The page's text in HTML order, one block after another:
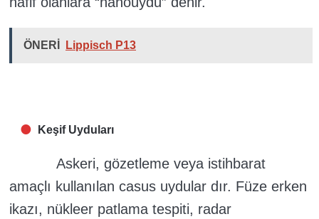
ÖNERİ Lippisch P13
Keşif Uyduları
Askeri, gözetleme veya istihbarat
amaçlı kullanılan casus uydular dır. Füze erken
ikazı, nükleer patlama tespiti, radar